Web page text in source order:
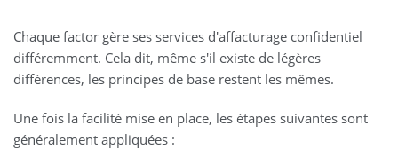
Chaque factor gère ses services d'affacturage confidentiel
différemment. Cela dit, même s'il existe de légères
différences, les principes de base restent les mêmes.
Une fois la facilité mise en place, les étapes suivantes sont
généralement appliquées :